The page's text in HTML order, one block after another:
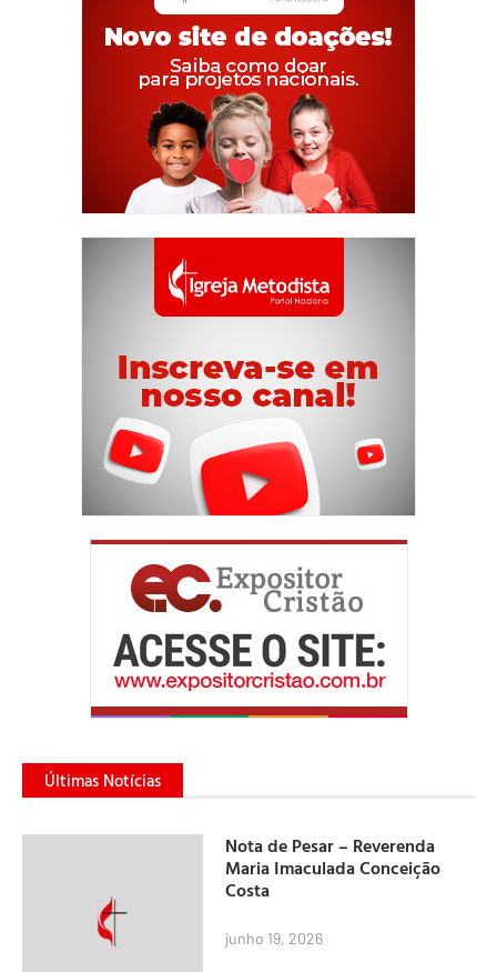
Últimas Notícias
Nota de Pesar – Reverenda
Maria Imaculada Conceição
Costa
junho 19, 2026